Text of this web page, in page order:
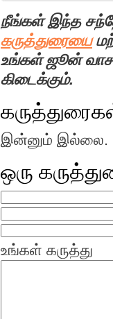
நீங்கள் இந்த
கருத்துரையை
உங்கள் ஜூன்
கிடைக்கும்.
இன்னும் இல்லை.
ஒரு
உங்கள் கருத்து